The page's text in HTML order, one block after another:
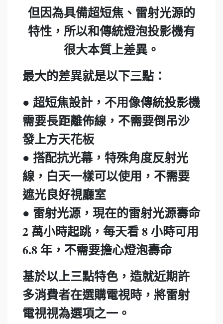
但因為具備超短焦、雷射光源的
特性，所以和傳統燈泡投影機有
很大本質上差異。
最大的差異就是以下三點：
● 超短焦設計，不用像傳統投影機
需要長距離佈線，不需要倒吊沙
發上方天花板
● 搭配抗光幕，特殊角度反射光
線，白天一樣可以使用，不需要
遮光良好視廳室
● 雷射光源，現在的雷射光源壽命
2 萬小時起跳，每天看 8 小時可用
6.8 年，不需要擔心燈泡壽命
基於以上三點特色，造就近期許
多消費者在選購電視時，將雷射
電視視為選項之一。